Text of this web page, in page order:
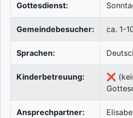
Gottesdienst:
Gemeindebesucher: ca. 1-
Sprachen:
Kinderbetreuung:
❌
Ansprechpartner: